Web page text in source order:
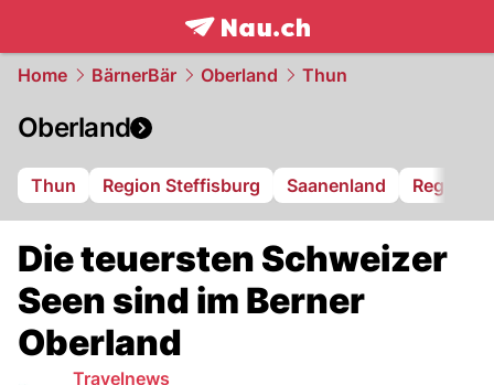
frontpage.NAU.ch
Home BärnerBär Oberland Thun
Oberland
Thun Region Steffisburg Saanenland Region
Die teuersten Schweizer
Seen sind im Berner
Oberland
Travelnews